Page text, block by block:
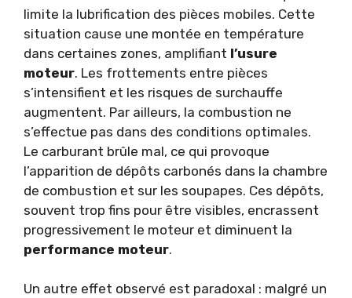
limite la lubrification des pièces mobiles. Cette
situation cause une montée en température
dans certaines zones, amplifiant l’usure
moteur. Les frottements entre pièces
s’intensifient et les risques de surchauffe
augmentent. Par ailleurs, la combustion ne
s’effectue pas dans des conditions optimales.
Le carburant brûle mal, ce qui provoque
l’apparition de dépôts carbonés dans la chambre
de combustion et sur les soupapes. Ces dépôts,
souvent trop fins pour être visibles, encrassent
progressivement le moteur et diminuent la
performance moteur.
Un autre effet observé est paradoxal : malgré un